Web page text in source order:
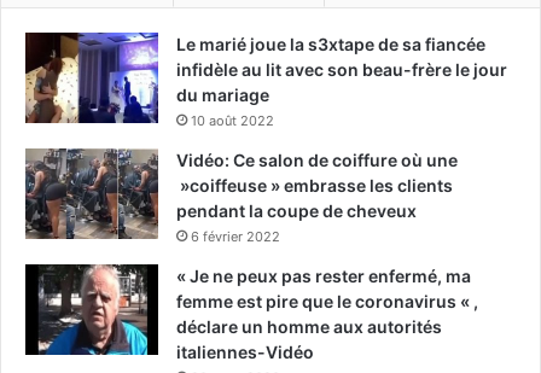
Le marié joue la s3xtape de sa fiancée
infidèle au lit avec son beau-frère le jour
du mariage
10 août 2022
Vidéo: Ce salon de coiffure où une
»coiffeuse » embrasse les clients
pendant la coupe de cheveux
6 février 2022
« Je ne peux pas rester enfermé, ma
femme est pire que le coronavirus « ,
déclare un homme aux autorités
italiennes-Vidéo